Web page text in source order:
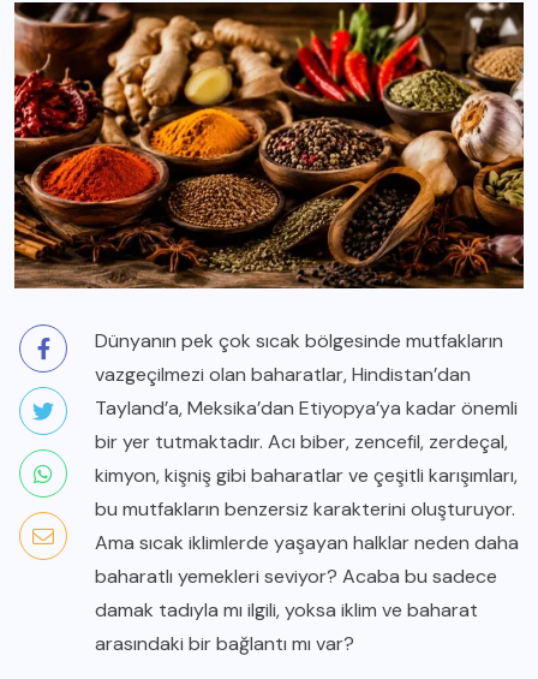
Dünyanın pek çok sıcak bölgesinde mutfakların
vazgeçilmezi olan baharatlar, Hindistan’dan
Tayland’a, Meksika’dan Etiyopya’ya kadar önemli
bir yer tutmaktadır. Acı biber, zencefil, zerdeçal,
kimyon, kişniş gibi baharatlar ve çeşitli karışımları,
bu mutfakların benzersiz karakterini oluşturuyor.
Ama sıcak iklimlerde yaşayan halklar neden daha
baharatlı yemekleri seviyor? Acaba bu sadece
damak tadıyla mı ilgili, yoksa iklim ve baharat
arasındaki bir bağlantı mı var?